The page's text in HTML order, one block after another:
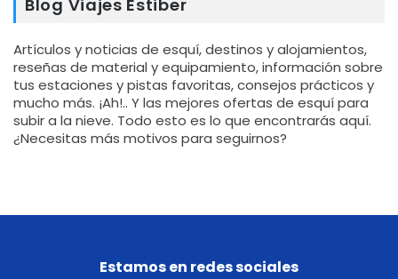
Blog Viajes Estiber
Artículos y noticias de esquí, destinos y alojamientos,
reseñas de material y equipamiento, información sobre
tus estaciones y pistas favoritas, consejos prácticos y
mucho más. ¡Ah!.. Y las mejores ofertas de esquí para
subir a la nieve. Todo esto es lo que encontrarás aquí.
¿Necesitas más motivos para seguirnos?
Estamos en redes sociales